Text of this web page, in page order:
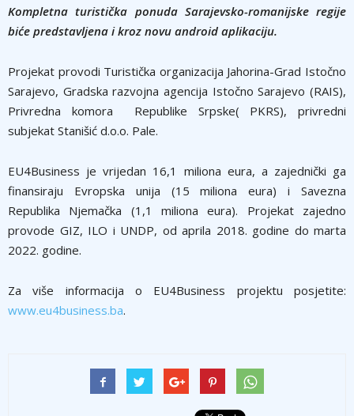
Kompletna turistička ponuda Sarajevsko-romanijske regije
biće predstavljena i kroz novu android aplikaciju.
Projekat provodi Turistička organizacija Jahorina-Grad Istočno
Sarajevo, Gradska razvojna agencija Istočno Sarajevo (RAIS),
Privredna komora Republike Srpske( PKRS), privredni
subjekat Stanišić d.o.o. Pale.
EU4Business je vrijedan 16,1 miliona eura, a zajednički ga
finansiraju Evropska unija (15 miliona eura) i Savezna
Republika Njemačka (1,1 miliona eura). Projekat zajedno
provode GIZ, ILO i UNDP, od aprila 2018. godine do marta
2022. godine.
Za više informacija o EU4Business projektu posjetite:
www.eu4business.ba.